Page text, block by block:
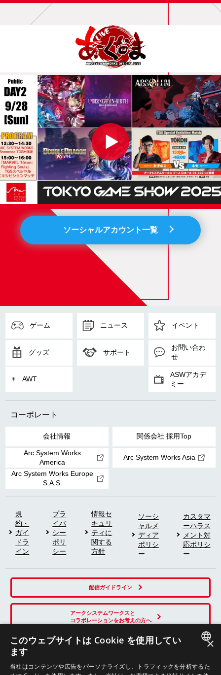
ソーシャルアカウント一覧
ゲーム ニュース イベント
グッズ サポート
お問い合わ
せ
AWT
ASWアカデ
ミー
コーポレート
会社情報 関係会社 採用Top
Arc System Works
America
Arc System Works Asia
Arc System Works Europe
S.A.S.
規
約・
ガイ
ドラ
イン
プラ
イバ
シー
ポリ
シー
情報セ
キュリ
ティに
関する
方針
ソーシ
ャルメ
ディア
ポリシ
ー
カスタマ
ーハラス
メント対
応ポリシ
ー
配信ガイドライン
アークシステムワークスと
コラボレーションをお考えの方へ
SNS
×
このウェブサイトは Cookie を使用してい
ます
当社はコンテンツや広告をパーソナライズし、トラフィックを分析するた